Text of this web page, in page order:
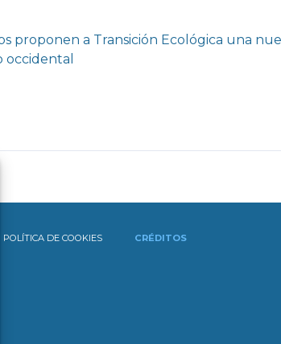
proponen a Transición Ecológica una
occidental
POLÍTICA DE COOKIES CRÉDITOS